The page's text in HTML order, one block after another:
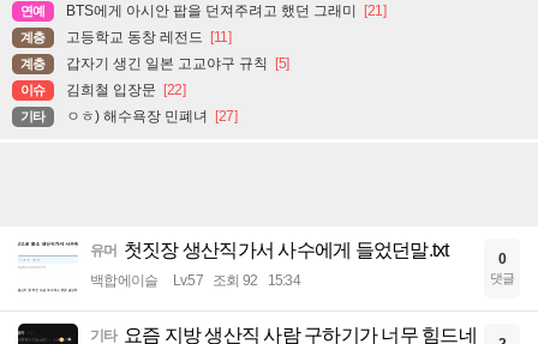
연예 BTS에게 아시안 팝을 던져주려고 했던 그래미 [21]
계층 고등학교 동창 레전드 [11]
계층 갑자기 생긴 일본 고교야구 규칙 [5]
이슈 김희철 입장문 [22]
기타 ㅇㅎ) 해수욕장 민폐녀 [27]
유머 첫짓장 생산직가서 사수에게 들었던말.txt
백합에이슬 Lv.57 조회 92 15:34
0
댓글
기타 요즘 지방 생산직 사람 구하기가 너무 힘드네